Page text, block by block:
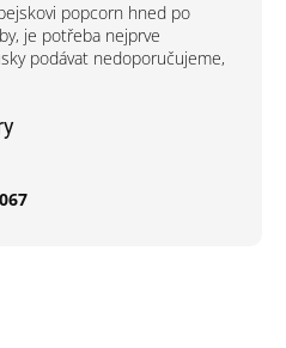
popcorn hned po
je potřeba nejprve
podávat nedoporučujeme,